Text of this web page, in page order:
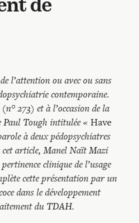
de
l’attention ou avec ou sans
contemporaine.
273) et à l’occasion de la
Paul Tough intitulée « Have
à deux pédopsychiatres
cet article, Manel Naït Mazi
clinique de l’usage
cette présentation par un
dans le développement
du TDAH.